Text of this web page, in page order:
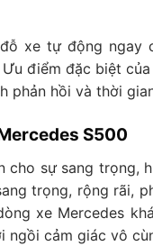
xe tự động
điểm đặc biệt
phản hồi và thời
S500
cho sự sang trọng,
trọng, rộng rãi,
xe Mercedes
cảm giác vô